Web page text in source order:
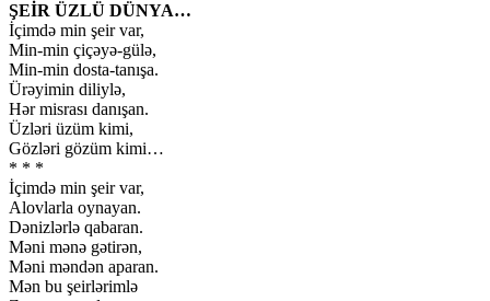
ŞEİR ÜZLÜ DÜNYA…
İçimdə min şeir var,
Min-min çiçəyə-gülə,
Min-min dosta-tanışa.
Ürəyimin diliylə,
Hər misrası danışan.
Üzləri üzüm kimi,
Gözləri gözüm kimi…
* * *
İçimdə min şeir var,
Alovlarla oynayan.
Dənizlərlə qabaran.
Məni mənə gətirən,
Məni məndən aparan.
Mən bu şeirlərimlə